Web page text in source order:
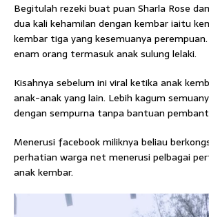
Begitulah rezeki buat puan Sharla Rose
dua kali kehamilan dengan kembar iaitu
kembar tiga yang kesemuanya
enam orang termasuk anak sulung lelaki.
Kisahnya sebelum ini viral ketika anak
anak-anak yang lain. Lebih kagum
dengan sempurna tanpa bantuan
Menerusi facebook miliknya beliau
perhatian warga net menerusi pelbagai
anak kembar.